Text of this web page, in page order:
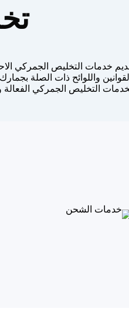
خدمات التخليص الجمركي
واللوائح ذات الصلة
التخليص الجمركي الفعالة